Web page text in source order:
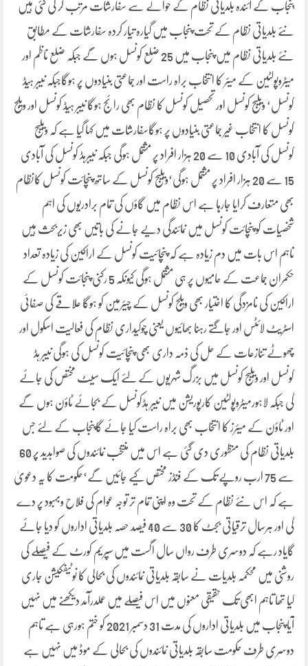
پنجاب کے آئندہ بلدیاتی نظام کے حوالے سے سفارشات مرتب کر لی گئی ہیں
نئے بلدیاتی نظام کے تحت پنجاب میں گیارہ تیار کردہ سفارشات کے مطابق
نئے بلدیاتی نظام میں پنجاب میں 25 ضلع کونسل ہوں گے جبکہ ضلع ناظم اور
میٹروپولٹین کے میئر کا انتخاب براہ راست اور جماعتی بنیادوں پر ہوگاجبکہ نیبر ہیڈ
کونسل‘ ویلیج کونسل اور تحصیل کونسل کا نظام بھی رائج ہوگا نیبر ہیڈ کونسل اور ویلج
کونسل کا انتخاب غیر جماعتی بنیادوں پر ہوگاسفارشات میں کہا گیا ہے کہ ویلیج
کونسل کی آبادی 10 سے 20 ہزار افراد پر مشتمل ہوگی جبکہ نیبرہڈ کونسل کی آبادی
15 سے 20 ہزار افراد پر مشتمل ہوگی‘ویلیج کونسل کے ساتھ پنچائت کونسل کانظام
بھی متعارف کرایا جارہا ہے اس نظام میں گاؤں کی تمام برادریوں کی اہم
شخصیات کو پنچائت کونسل میں نمائندگی دیے جانے کی باتیں بھی زیربحث ہیں
تاہم اس بات میں دم زیادہ ہے کہ پنچائیت کونسل کے اراکین کی زیادہ تعداد
حکمران جماعت کے حامیوں پر ہی مشتمل ہوگی کیونکہ 5 رکنی پنجائت کونسل کے
اراکین کی نامزدگی کا اختیار بھی ویلج کونسل کے چیئرمین کو ہوگا علاقے کی صفائی
اسٹریٹ لائٹس اور جاگتے رہنا بھائیوں یعنی چوکیداری نظام کی فعالیت اسکول اور
چھوٹے تنازعات کے حل کی ذمہ داری بھی پنچائیت کونسل کی ہوگی نیبر ہڈ
کونسل اور ویلیج کونسل میں بزرگ شہریوں کے لئے ایک سیٹ مختص کی جائے
گی جبکہ لاہورمیٹروپولٹین کارپوریشن میں نیبر ہڈکونسل کے بجائے ٹاؤن ہوں گے
اور ٹاؤن کے میئرز کا انتخاب بھی براہ راست کیا جائے گاپنجاب کے لئے جس
بلدیاتی نظام کی منظوری دی گئی ہے اس میں منتخب نمائندوں کی صوابدید پر 60
سے 75 ارب روپے تک کے فنڈز مختص کیے جائیں گے‘حکومت کا یہ دعویٰ
ہے کہ اس نئے نظام کے تحت وہ اپنی تمام تر توجہ عوام کی فلاح وبہبود پر دے
گی اور ہرسال ترقیاتی بجٹ کا 30 سے 40 فیصد حصہ بلدیاتی اداروں کو دیا جائے
گایاد رہے کہ دوسری طرف رواں سال اگست میں سپریم کورٹ کے فیصلے کی
روشنی میں محکمہ بلدیات نے سابقہ بلدیاتی نمائندوں کی بحالی کا نوٹیفکیشن جاری
کیا تھا تاہم ابھی تک حقیقی معنوں میں اس فیصلے میں عملدرآمد دیکھنے میں نہیں
آیا پنجاب میں بلدیاتی اداروں کی مدت 31 دسمبر 2021 کو ختم ہورہی ہے تاہم
دوسری طرف حکومت سابقہ بلدیاتی نمائندوں کی بحالی کے موڈ میں نہیں ہے